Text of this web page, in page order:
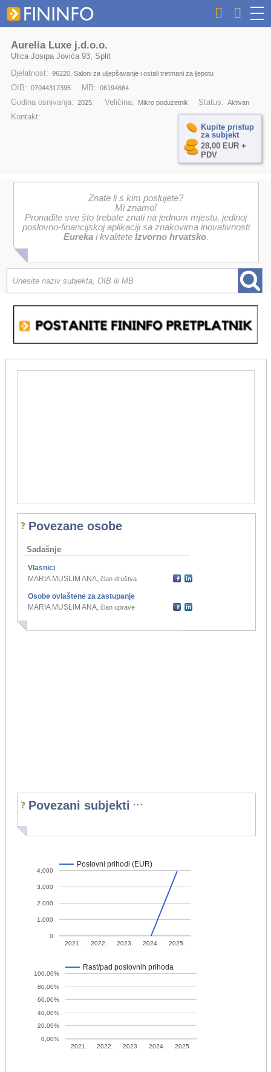
Aurelia Luxe j.d.o.o.
Ulica Josipa Jovića 93, Split
Djelatnost: 96220, Saloni za uljepšavanje i ostali tretmani za ljepotu
OIB: 07044317395 MB: 06194664
Godina osnivanja: 2025. Veličina: Mikro poduzetnik Status: Aktivan
Kontakt:
Kupite pristup
za subjekt
28,00 EUR +
PDV
Znate li s kim poslujete?
Mi znamo!
Pronađite sve što trebate znati na jednom mjestu, jedinoj
poslovno-financijskoj aplikaciji sa znakovima inovativnosti
Eurekai kvalitete Izvorno hrvatsko.
Povezane osobe
Sadašnje
Vlasnici
MARIA MUSLIM ANA, član društva
Osobe ovlaštene za zastupanje
MARIA MUSLIM ANA, član uprave
Povezani subjekti ...
Poslovni prihodi (EUR)
2021. 2022. 2023. 2024. 2025.
0
1.000
2.000
3.000
4.000
Rast/pad poslovnih prihoda
2021. 2022. 2023. 2024. 2025.
0,00%
20,00%
40,00%
60,00%
80,00%
100,00%